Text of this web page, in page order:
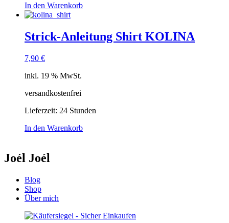
In den Warenkorb
Strick-Anleitung Shirt KOLINA
7,90 €
inkl. 19 % MwSt.
versandkostenfrei
Lieferzeit: 24 Stunden
In den Warenkorb
Joél Joél
Blog
Shop
Über mich